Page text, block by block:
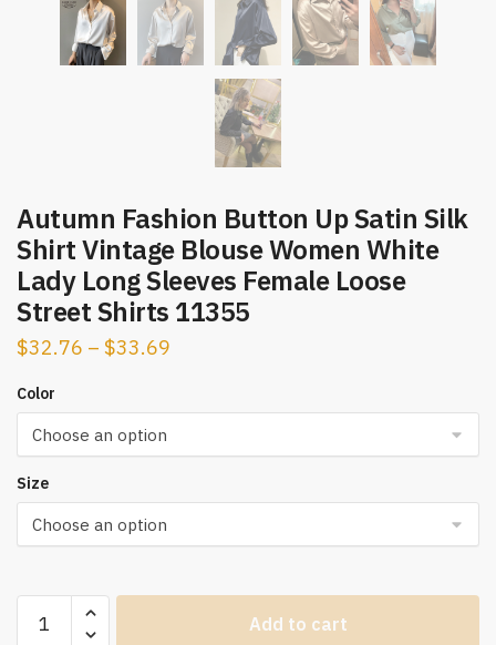
Autumn Fashion Button Up Satin Silk
Shirt Vintage Blouse Women White
Lady Long Sleeves Female Loose
Street Shirts 11355
$32.76 – $33.69
Color
Size
Fashion
Add to cart